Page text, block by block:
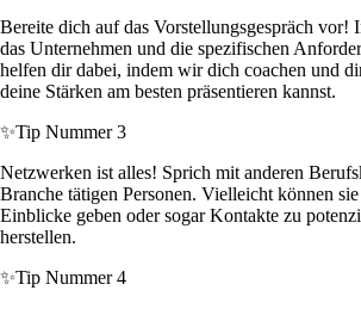
Bereite dich auf das Vorstellungsgespräch vor!
das Unternehmen und die spezifischen
helfen dir dabei, indem wir dich coachen und
deine Stärken am besten präsentieren kannst.
✨Tip Nummer 3
Netzwerken ist alles! Sprich mit anderen
Branche tätigen Personen. Vielleicht können
Einblicke geben oder sogar Kontakte zu
herstellen.
✨Tip Nummer 4